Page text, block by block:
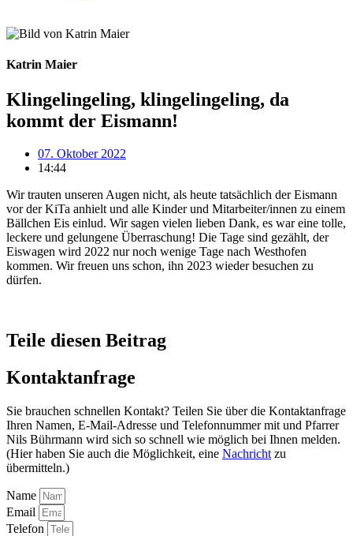
Katrin Maier
Klingelingeling, klingelingeling, da
kommt der Eismann!
07. Oktober 2022
14:44
Wir trauten unseren Augen nicht, als heute tatsächlich der Eismann
vor der KiTa anhielt und alle Kinder und Mitarbeiter/innen zu einem
Bällchen Eis einlud. Wir sagen vielen lieben Dank, es war eine tolle,
leckere und gelungene Überraschung! Die Tage sind gezählt, der
Eiswagen wird 2022 nur noch wenige Tage nach Westhofen
kommen. Wir freuen uns schon, ihn 2023 wieder besuchen zu
dürfen.
Teile diesen Beitrag
Kontaktanfrage
Sie brauchen schnellen Kontakt? Teilen Sie über die Kontaktanfrage
Ihren Namen, E-Mail-Adresse und Telefonnummer mit und Pfarrer
Nils Bührmann wird sich so schnell wie möglich bei Ihnen melden.
(Hier haben Sie auch die Möglichkeit, eine Nachricht zu
übermitteln.)
Name
Email
Telefon